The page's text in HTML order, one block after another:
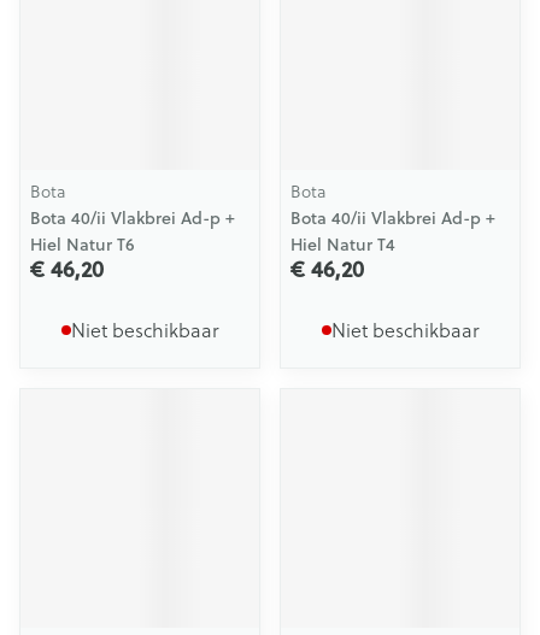
Bota
Bota 40/ii Vlakbrei Ad-p +
Hiel Natur T6
€ 46,20
Niet beschikbaar
Bota
Bota 40/ii Vlakbrei Ad-p +
Hiel Natur T4
€ 46,20
Niet beschikbaar